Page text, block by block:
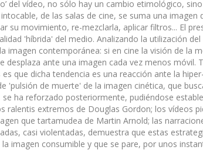
del vídeo, no sólo hay un cambio etimológico,
de las salas de cine, se suma una
su movimiento, re-mezclarla, aplicar filtros... El
'híbrida' del medio. Analizando la utilización
imagen contemporánea: si en cine la visión de la
ante una imagen cada vez menos móvil.
que dicha tendencia es una reacción ante la
'pulsión de muerte' de la imagen cinética, que
ha reforzado posteriormente, pudiéndose
extremos de Douglas Gordon; los vídeos
que tartamudea de Martin Arnold; las
casi violentadas, demuestra que estas
imagen consumible y que se pare, por unos